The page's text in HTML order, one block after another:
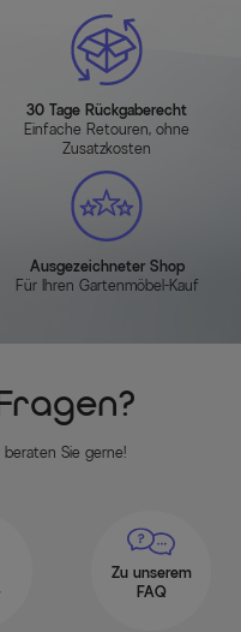
30 Tage Rückgaberecht
Einfache Retouren, ohne
Zusatzkosten
Ausgezeichneter Shop
Für Ihren Gartenmöbel-Kauf
Sie gerne!
Zu unserem
FAQ